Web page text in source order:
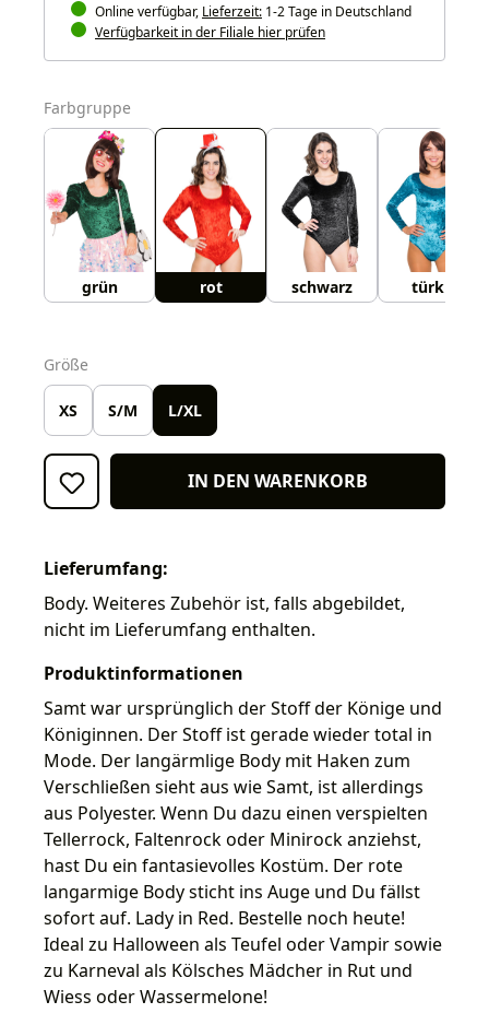
Online verfügbar, Lieferzeit: 1-2 Tage in Deutschland
Verfügbarkeit in der Filiale hier prüfen
Farbgruppe
grün rot schwarz türkis
Größe
XS S/M L/XL
IN DEN WARENKORB
Lieferumfang:
Body. Weiteres Zubehör ist, falls abgebildet,
nicht im Lieferumfang enthalten.
Produktinformationen
Samt war ursprünglich der Stoff der Könige und
Königinnen. Der Stoff ist gerade wieder total in
Mode. Der langärmlige Body mit Haken zum
Verschließen sieht aus wie Samt, ist allerdings
aus Polyester. Wenn Du dazu einen verspielten
Tellerrock, Faltenrock oder Minirock anziehst,
hast Du ein fantasievolles Kostüm. Der rote
langarmige Body sticht ins Auge und Du fällst
sofort auf. Lady in Red. Bestelle noch heute!
Ideal zu Halloween als Teufel oder Vampir sowie
zu Karneval als Kölsches Mädcher in Rut und
Wiess oder Wassermelone!